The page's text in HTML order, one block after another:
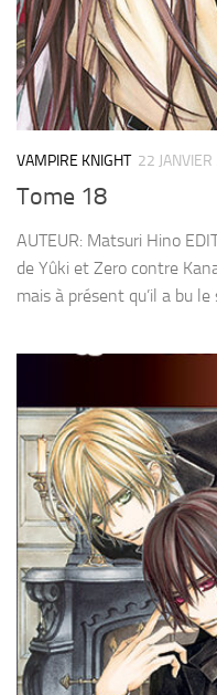
VAMPIRE KNIGHT 22
Tome 18
AUTEUR: Matsuri Hino
de Yûki et Zero contre
mais à présent qu’il a bu